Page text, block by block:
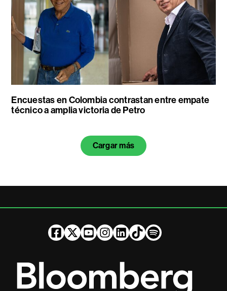
Encuestas en Colombia contrastan entre empate
técnico a amplia victoria de Petro
Cargar más